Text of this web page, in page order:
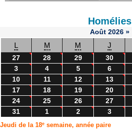
Homélies
Août 2026 »
L M M J
27 28 29 30
3
4 5 6
10
11 12 13
17
18 19 20
24
25 26 27
31
1 2 3
Jeudi de la 18e semaine, année paire